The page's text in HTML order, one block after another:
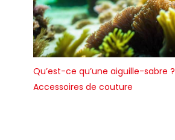
Qu’est-ce qu’une aiguille-sabre ?
Accessoires de couture